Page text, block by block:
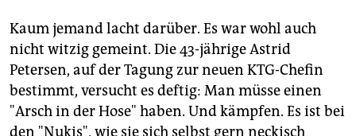
Kaum jemand lacht darüber. Es war wohl auch
nicht witzig gemeint. Die 43-jährige Astrid
Petersen, auf der Tagung zur neuen KTG-Chefin
bestimmt, versucht es deftig: Man müsse einen
"Arsch in der Hose" haben. Und kämpfen. Es ist bei
den "Nukis", wie sie sich selbst gern neckisch